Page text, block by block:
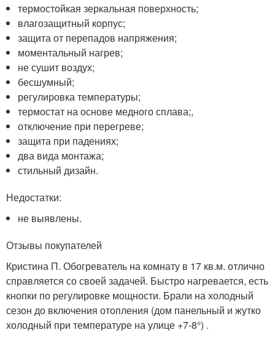
термостойкая зеркальная поверхность;
влагозащитный корпус;
защита от перепадов напряжения;
моментальный нагрев;
не сушит воздух;
бесшумный;
регулировка температуры;
термостат на основе медного сплава;,
отключение при перегреве;
защита при падениях;
два вида монтажа;
стильный дизайн.
Недостатки:
не выявлены.
Отзывы покупателей
Кристина П. Обогреватель на комнату в 17 кв.м. отлично
справляется со своей задачей. Быстро нагревается, есть
кнопки по регулировке мощности. Брали на холодный
сезон до включения отопления (дом панельный и жутко
холодный при температуре на улице +7-8°) .